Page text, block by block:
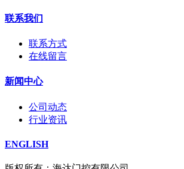
联系我们
联系方式
在线留言
新闻中心
公司动态
行业资讯
ENGLISH